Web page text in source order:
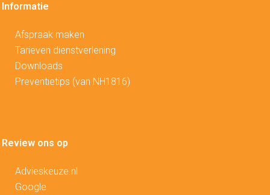
Informatie
Afspraak maken
Tarieven dienstverlening
Downloads
Preventietips (van NH1816)
Review ons op
Advieskeuze.nl
Google